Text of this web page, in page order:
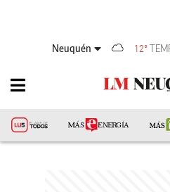
Neuquén 12°